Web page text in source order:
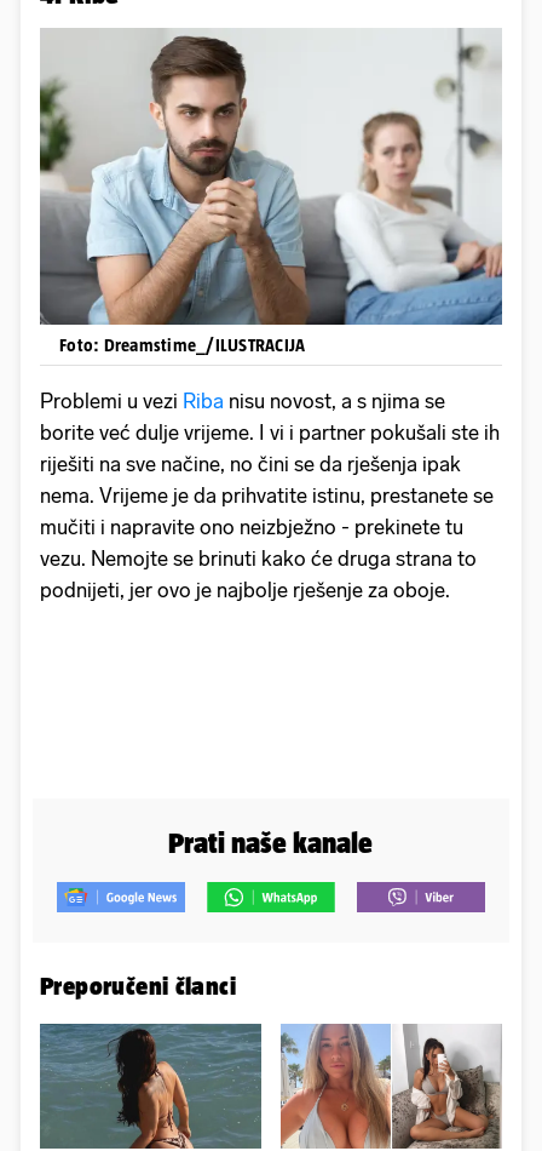
Foto: Dreamstime_/ILUSTRACIJA
Problemi u vezi Riba nisu novost, a s njima se
borite već dulje vrijeme. I vi i partner pokušali ste ih
riješiti na sve načine, no čini se da rješenja ipak
nema. Vrijeme je da prihvatite istinu, prestanete se
mučiti i napravite ono neizbježno - prekinete tu
vezu. Nemojte se brinuti kako će druga strana to
podnijeti, jer ovo je najbolje rješenje za oboje.
Prati naše kanale
Preporučeni članci